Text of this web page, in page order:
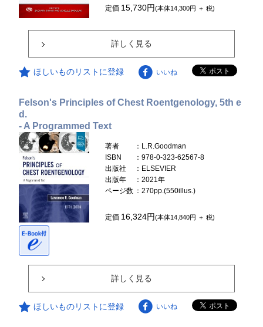
定価 15,730円(本体14,300円 ＋ 税)
詳しく見る
ほしいものリストに登録 いいね
Felson's Principles of Chest Roentgenology, 5th e
d.
- A Programmed Text
著者
：L.R.Goodman
ISBN
：978-0-323-62567-8
出版社
：ELSEVIER
出版年
：2021年
ページ数 ：270pp.(550illus.)
定価 16,324円(本体14,840円 ＋ 税)
詳しく見る
ほしいものリストに登録 いいね